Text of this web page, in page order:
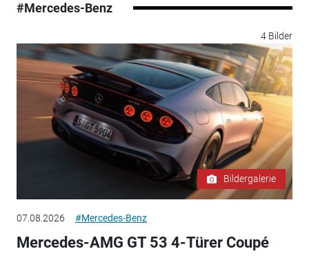
#Mercedes-Benz
4 Bilder
Bildergalerie
07.08.2026 #Mercedes-Benz
Mercedes-AMG GT 53 4-Türer Coupé